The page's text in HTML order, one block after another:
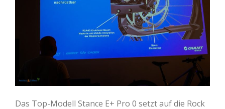
Das Top-Modell Stance E+ Pro 0 setzt auf die Rock